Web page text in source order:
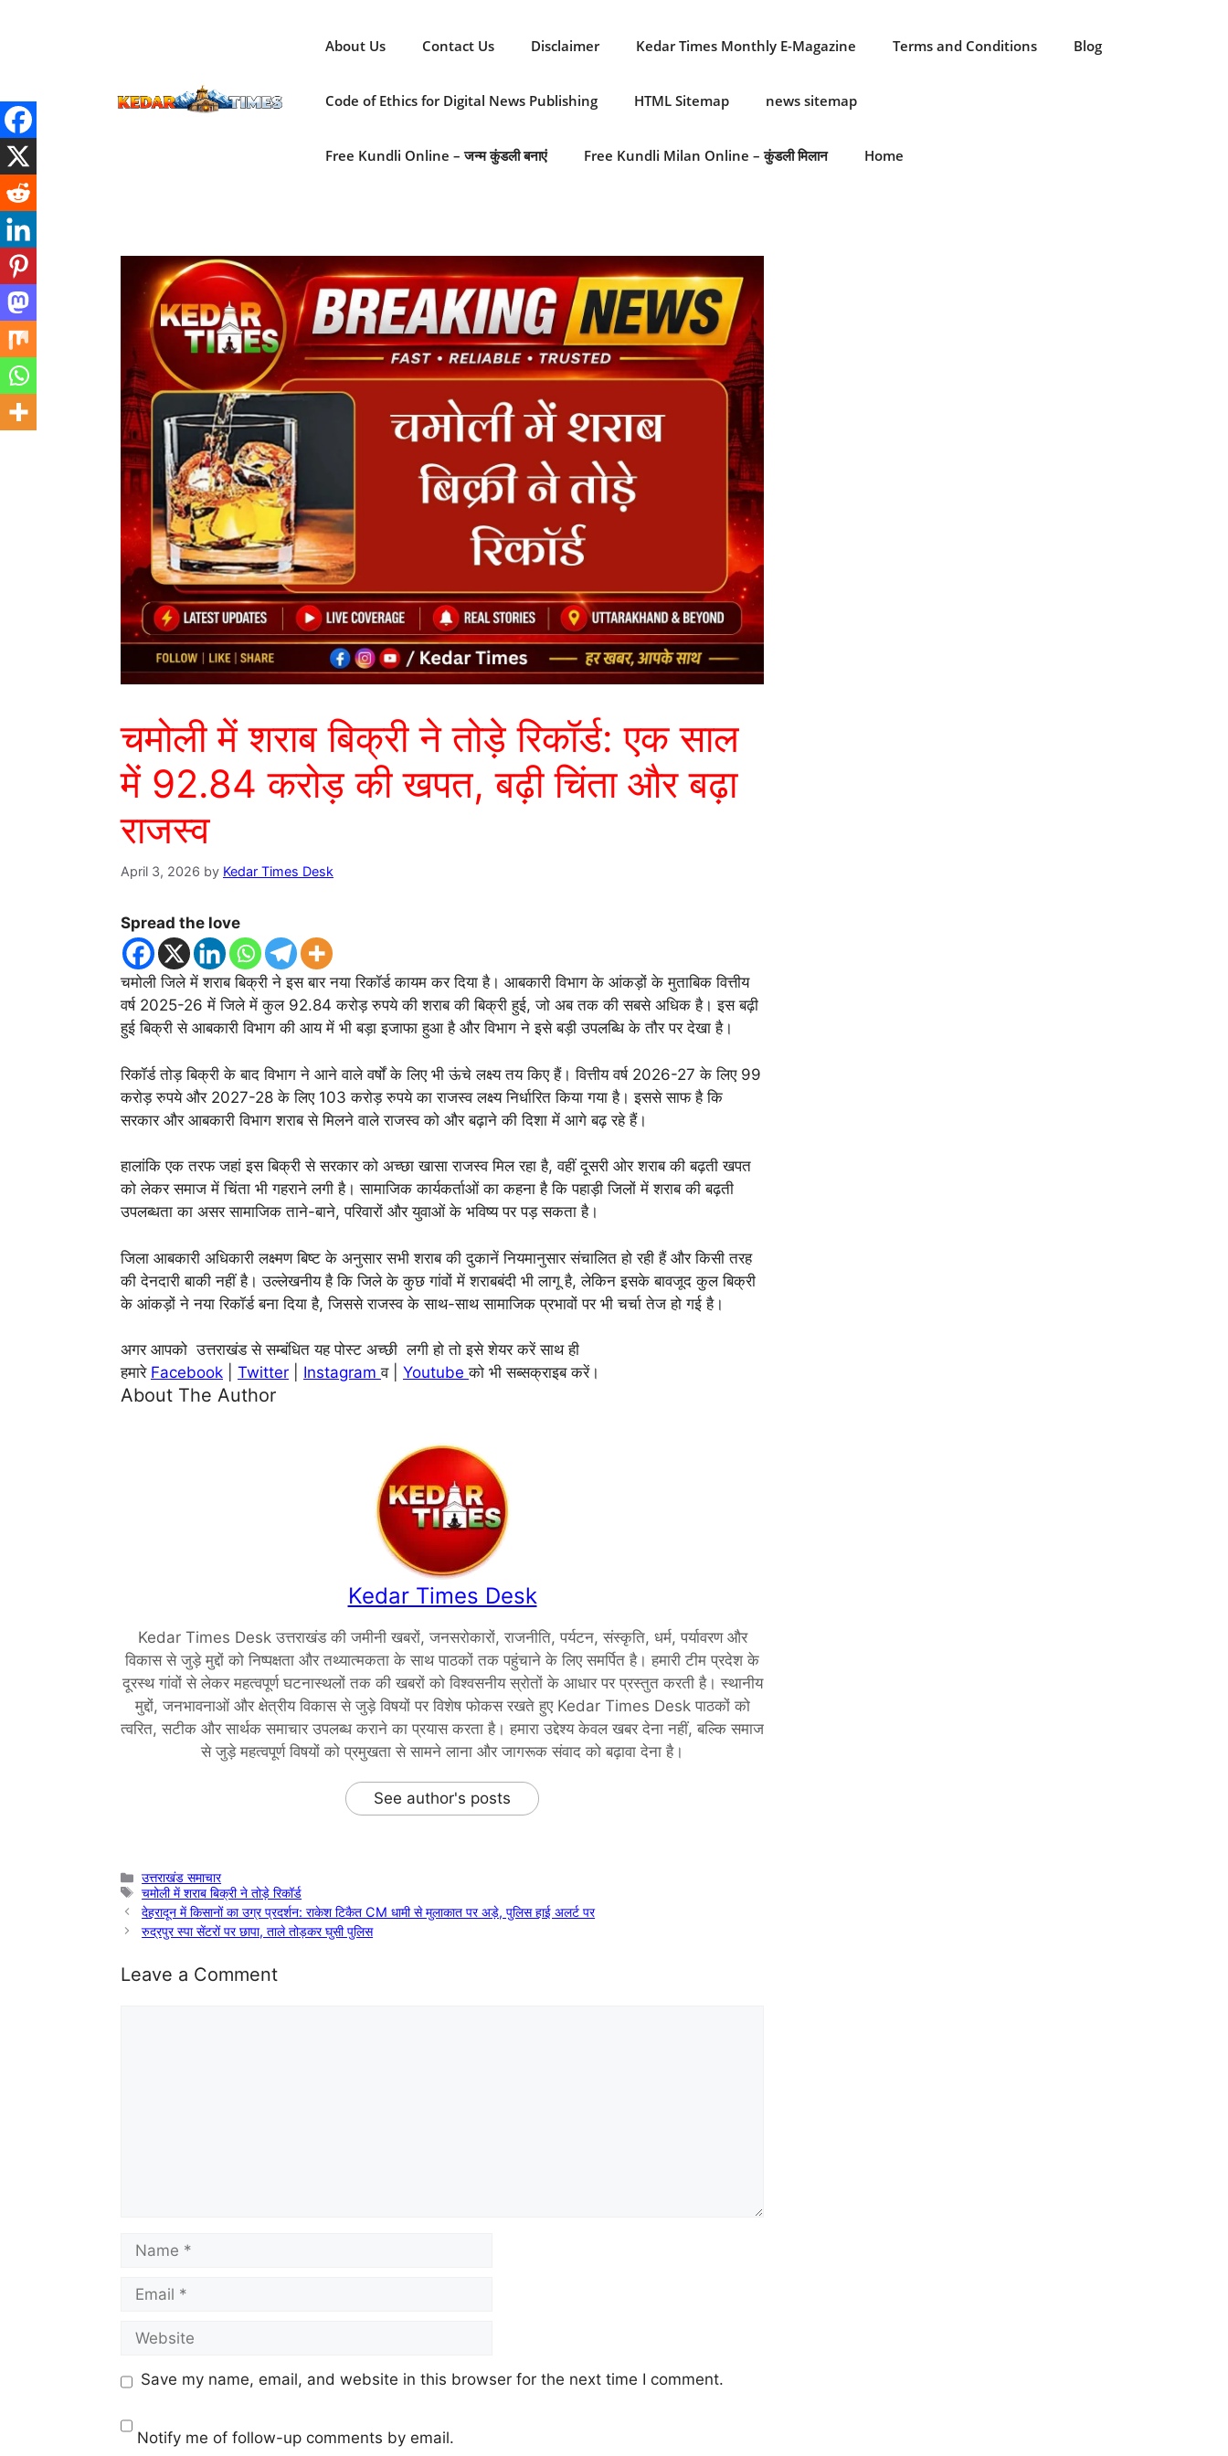
About Us Contact Us Disclaimer Kedar Times Monthly E-Magazine Terms and Conditions Blog
Code of Ethics for Digital News Publishing HTML Sitemap news sitemap
Free Kundli Online – जन्म कुंडली बनाएं Free Kundli Milan Online – कुंडली मिलान Home
चमोली में शराब बिक्री ने तोड़े रिकॉर्ड: एक साल
में 92.84 करोड़ की खपत, बढ़ी चिंता और बढ़ा
राजस्व
April 3, 2026 by Kedar Times Desk
Spread the love
चमोली जिले में शराब बिक्री ने इस बार नया रिकॉर्ड कायम कर दिया है। आबकारी विभाग के आंकड़ों के मुताबिक वित्तीय
वर्ष 2025-26 में जिले में कुल 92.84 करोड़ रुपये की शराब की बिक्री हुई, जो अब तक की सबसे अधिक है। इस बढ़ी
हुई बिक्री से आबकारी विभाग की आय में भी बड़ा इजाफा हुआ है और विभाग ने इसे बड़ी उपलब्धि के तौर पर देखा है।
रिकॉर्ड तोड़ बिक्री के बाद विभाग ने आने वाले वर्षों के लिए भी ऊंचे लक्ष्य तय किए हैं। वित्तीय वर्ष 2026-27 के लिए 99
करोड़ रुपये और 2027-28 के लिए 103 करोड़ रुपये का राजस्व लक्ष्य निर्धारित किया गया है। इससे साफ है कि
सरकार और आबकारी विभाग शराब से मिलने वाले राजस्व को और बढ़ाने की दिशा में आगे बढ़ रहे हैं।
हालांकि एक तरफ जहां इस बिक्री से सरकार को अच्छा खासा राजस्व मिल रहा है, वहीं दूसरी ओर शराब की बढ़ती खपत
को लेकर समाज में चिंता भी गहराने लगी है। सामाजिक कार्यकर्ताओं का कहना है कि पहाड़ी जिलों में शराब की बढ़ती
उपलब्धता का असर सामाजिक ताने-बाने, परिवारों और युवाओं के भविष्य पर पड़ सकता है।
जिला आबकारी अधिकारी लक्ष्मण बिष्ट के अनुसार सभी शराब की दुकानें नियमानुसार संचालित हो रही हैं और किसी तरह
की देनदारी बाकी नहीं है। उल्लेखनीय है कि जिले के कुछ गांवों में शराबबंदी भी लागू है, लेकिन इसके बावजूद कुल बिक्री
के आंकड़ों ने नया रिकॉर्ड बना दिया है, जिससे राजस्व के साथ-साथ सामाजिक प्रभावों पर भी चर्चा तेज हो गई है।
अगर आपको उत्तराखंड से सम्बंधित यह पोस्ट अच्छी लगी हो तो इसे शेयर करें साथ ही
हमारे Facebook Twitter Instagramव | Youtubeको भी सब्सक्राइब करें।
About The Author
Kedar Times Desk
Kedar Times Desk उत्तराखंड की जमीनी खबरों, जनसरोकारों, राजनीति, पर्यटन, संस्कृति, धर्म, पर्यावरण और
विकास से जुड़े मुद्दों को निष्पक्षता और तथ्यात्मकता के साथ पाठकों तक पहुंचाने के लिए समर्पित है। हमारी टीम प्रदेश के
दूरस्थ गांवों से लेकर महत्वपूर्ण घटनास्थलों तक की खबरों को विश्वसनीय स्रोतों के आधार पर प्रस्तुत करती है। स्थानीय
मुद्दों, जनभावनाओं और क्षेत्रीय विकास से जुड़े विषयों पर विशेष फोकस रखते हुए Kedar Times Desk पाठकों को
त्वरित, सटीक और सार्थक समाचार उपलब्ध कराने का प्रयास करता है। हमारा उद्देश्य केवल खबर देना नहीं, बल्कि समाज
से जुड़े महत्वपूर्ण विषयों को प्रमुखता से सामने लाना और जागरूक संवाद को बढ़ावा देना है।
See author's posts
Categories
उत्तराखंड समाचार
Tags
चमोली में शराब बिक्री ने तोड़े रिकॉर्ड
देहरादून में किसानों का उग्र प्रदर्शन: राकेश टिकैत CM धामी से मुलाकात पर अड़े, पुलिस हाई अलर्ट पर
रुद्रपुर स्पा सेंटरों पर छापा, ताले तोड़कर घुसी पुलिस
Leave a Comment
Name
Email
Website
Save my name, email, and website in this browser for the next time I comment.
Notify me of follow-up comments by email.